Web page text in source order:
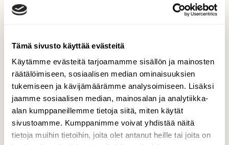
Tämä sivusto käyttää evästeitä
Käytämme evästeitä tarjoamamme sisällön ja mainosten
räätälöimiseen, sosiaalisen median ominaisuuksien
tukemiseen ja kävijämäärämme analysoimiseen. Lisäksi
jaamme sosiaalisen median, mainosalan ja analytiikka-
alan kumppaneillemme tietoja siitä, miten käytät
sivustoamme. Kumppanimme voivat yhdistää näitä
tietoja muihin tietoihin, joita olet antanut heille tai joita on
Tarkkailija
Lintu oli katulampun päällä tarkkailemassa